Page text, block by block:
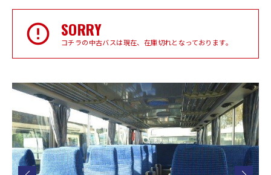
SORRY
コチラの中古バスは現在、在庫切れとなっております。